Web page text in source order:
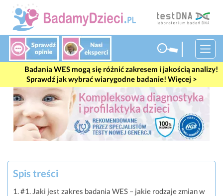
Badania WES mogą się różnić zakresem i jakością analizy!
Sprawdź jak wybrać wiarygodne badanie! Więcej >
Spis treści
#1. Jaki jest zakres badania WES – jakie rodzaje zmian w